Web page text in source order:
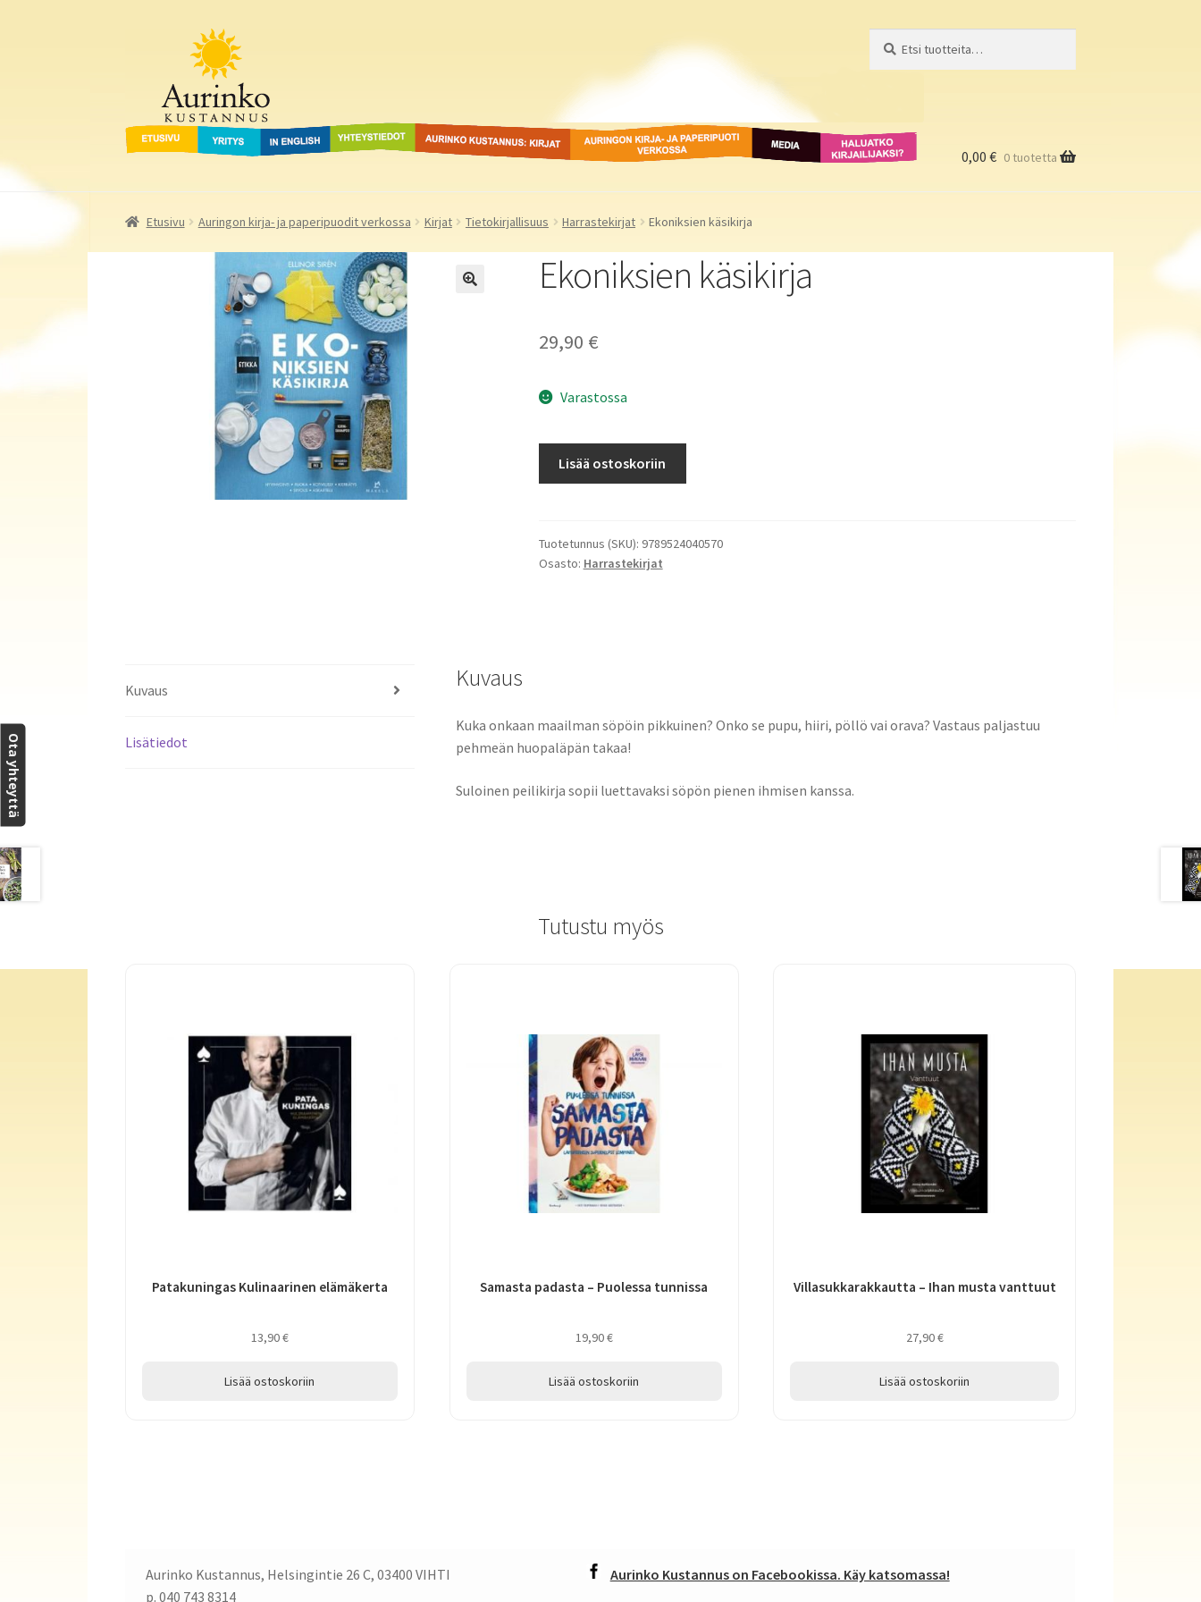
navigointiin
Aurinko Kustannus
Etusivu Yritys In English Yhteystiedot Aurinko Kustannus: kirjat Auringon kirja- ja
paperipuodit verkossa
Media
Haluatko
kirjailijaksi?
0,00 € 0 tuotetta
Etusivu Auringon kirja- ja paperipuodit verkossa Kirjat Tietokirjallisuus Harrastekirjat Ekoniksien käsikirja
Ekoniksien käsikirja
29,90 €
Varastossa
Lisää ostoskoriin
Tuotetunnus (SKU): 9789524040570
Osasto: Harrastekirjat
Kuvaus
Lisätiedot
Kuvaus
Kuka onkaan maailman söpöin pikkuinen? Onko se pupu, hiiri, pöllö vai orava? Vastaus paljastuu
pehmeän huopaläpän takaa!
Suloinen peilikirja sopii luettavaksi söpön pienen ihmisen kanssa.
Tutustu myös
Patakuningas Kulinaarinen elämäkerta
13,90€
Lisää ostoskoriin
Samasta padasta – Puolessa tunnissa
19,90€
Lisää ostoskoriin
Villasukkarakkautta – Ihan musta vanttuut
27,90€
Lisää ostoskoriin
Aurinko Kustannus, Helsingintie 26 C, 03400 VIHTI
p. 040 743 8314
Aurinko Kustannus on Facebookissa. Käy katsomassa!
Ota yhteyttä